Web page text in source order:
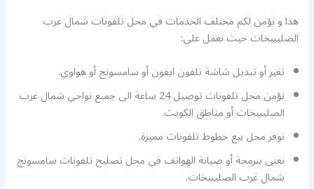
هذا و نؤمن لكم مختلف الخدمات في محل تلفونات شمال غرب
الصليبيخات حيث نعمل على:
تغير أو تبديل شاشة تلفون ايفون أو سامسونج أو هواوي.
نؤمن محل تلفونات توصيل 24 ساعة الى جميع نواحي شمال غرب
الصليبيخات أو مناطق الكويت.
نوفر محل بيع خطوط تلفونات مميزة.
نعنى ببرمجة أو صيانة الهواتف في محل تصليح تلفونات سامسونج
شمال غرب الصليبيخات.